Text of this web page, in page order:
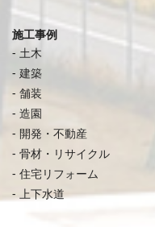
施工事例
土木
建築
舗装
造園
開発・不動産
骨材・リサイクル
住宅リフォーム
上下水道